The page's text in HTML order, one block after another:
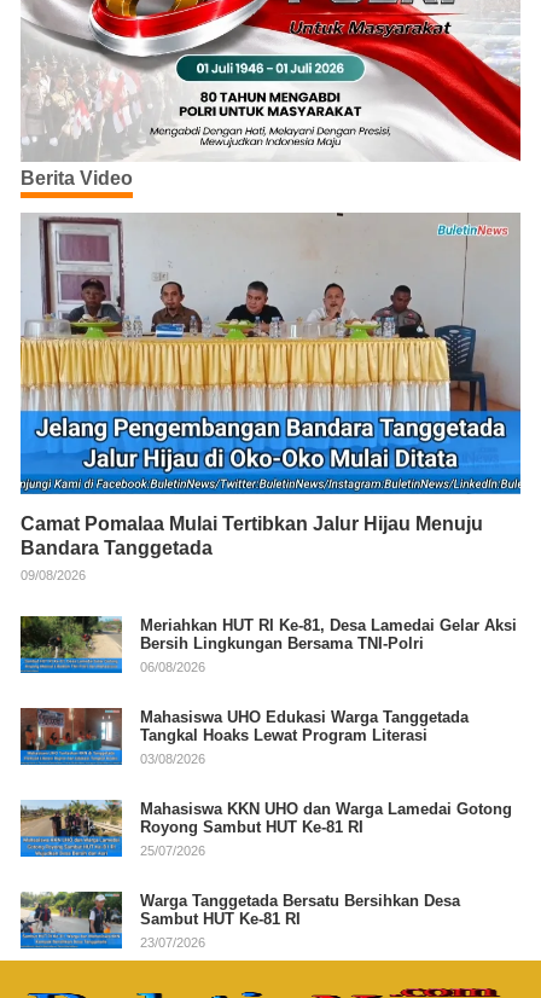
Berita Video
Camat Pomalaa Mulai Tertibkan Jalur Hijau Menuju
Bandara Tanggetada
09/08/2026
Meriahkan HUT RI Ke-81, Desa Lamedai Gelar Aksi
Bersih Lingkungan Bersama TNI-Polri
06/08/2026
Mahasiswa UHO Edukasi Warga Tanggetada
Tangkal Hoaks Lewat Program Literasi
03/08/2026
Mahasiswa KKN UHO dan Warga Lamedai Gotong
Royong Sambut HUT Ke-81 RI
25/07/2026
Warga Tanggetada Bersatu Bersihkan Desa
Sambut HUT Ke-81 RI
23/07/2026